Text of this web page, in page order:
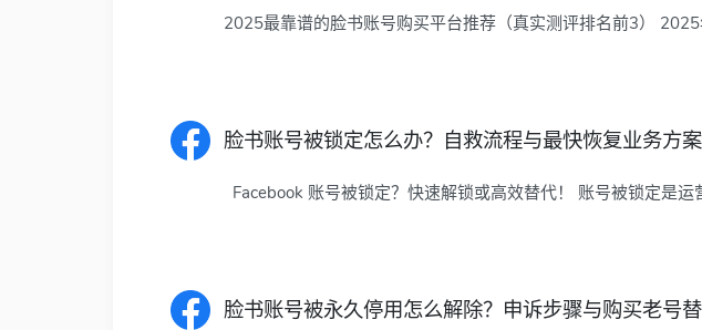
2025最靠谱的脸书账号购买平台推荐（真实测评排名前3）
脸书账号被锁定怎么办？自救流程与最快恢复业务方案
Facebook 账号被锁定？快速解锁或高效替代！ 账号被锁定是
脸书账号被永久停用怎么解除？申诉步骤与购买老号